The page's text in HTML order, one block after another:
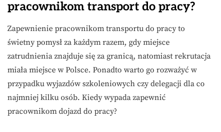
pracownikom transport do pracy?
Zapewnienie pracownikom transportu do pracy to
świetny pomysł za każdym razem, gdy miejsce
zatrudnienia znajduje się za granicą, natomiast rekrutacja
miała miejsce w Polsce. Ponadto warto go rozważyć w
przypadku wyjazdów szkoleniowych czy delegacji dla co
najmniej kilku osób. Kiedy wypada zapewnić
pracownikom dojazd do pracy?